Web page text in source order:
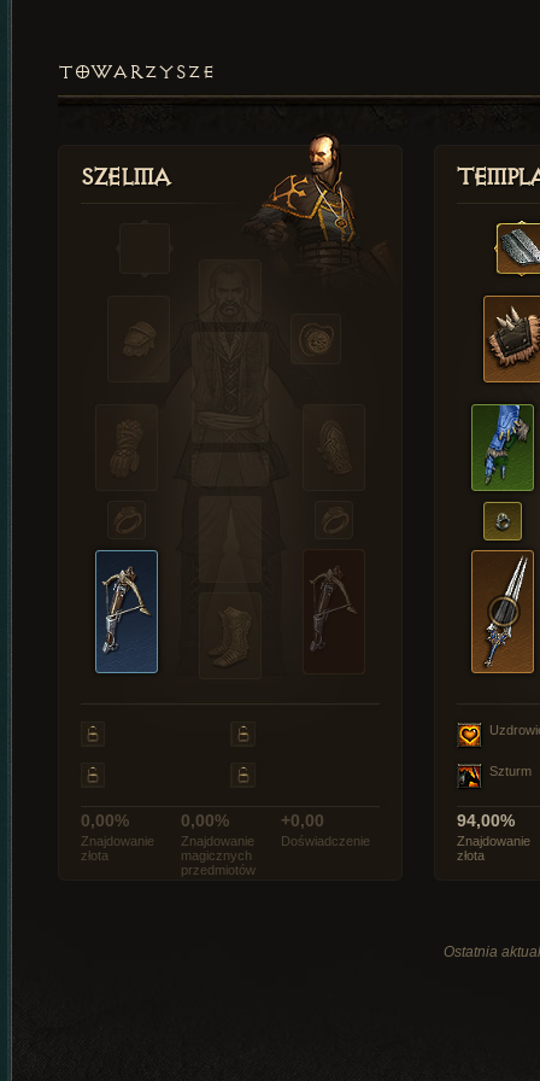
TOWARZYSZE
Szelma
0,00%
Znajdowanie
złota
0,00%
Znajdowanie
magicznych
przedmiotów
+0,00
Doświadczenie
Szturm
94,00%
Znajdowanie
złota
Ostatnia